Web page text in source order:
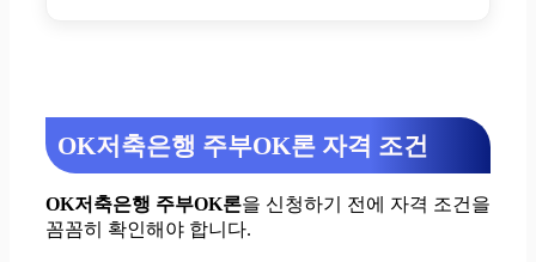
OK저축은행 주부OK론 자격 조건
OK저축은행 주부OK론을 신청하기 전에 자격 조건을
꼼꼼히 확인해야 합니다.